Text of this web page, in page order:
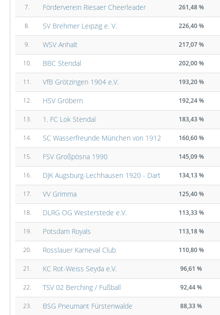
7. Förderverein Riesaer Cheerleader 261,48 %
8. SV Brehmer Leipzig e. V. 226,40 %
9. WSV Anhalt 217,07 %
10. BBC Stendal 202,00 %
11. VfB Grötzingen 1904 e.V. 193,20 %
12. HSV Gröbern 192,24 %
13. 1. FC Lok Stendal 183,43 %
14. SC Wasserfreunde München von 1912 160,60 %
15. FSV Großpösna 1990 145,09 %
16. DJK Augsburg-Lechhausen 1920 - Dart 134,13 %
17. VV Grimma 125,40 %
18. DLRG OG Westerstede e.V. 113,33 %
19. Potsdam Royals 113,18 %
20. Rosslauer Karneval Club 110,80 %
21. KC Rot-Weiss Seyda e.V. 96,61 %
22. TSV 02 Berching / Fußball 92,44 %
23. BSG Pneumant Fürstenwalde 88,33 %